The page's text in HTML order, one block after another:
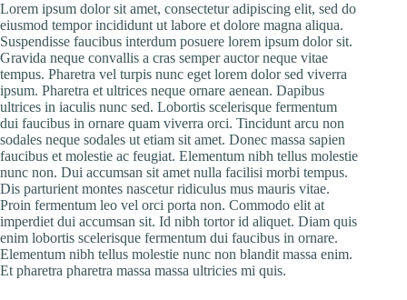
Lorem ipsum dolor sit amet, consectetur adipiscing elit, sed do
eiusmod tempor incididunt ut labore et dolore magna aliqua.
Suspendisse faucibus interdum posuere lorem ipsum dolor sit.
Gravida neque convallis a cras semper auctor neque vitae
tempus. Pharetra vel turpis nunc eget lorem dolor sed viverra
ipsum. Pharetra et ultrices neque ornare aenean. Dapibus
ultrices in iaculis nunc sed. Lobortis scelerisque fermentum
dui faucibus in ornare quam viverra orci. Tincidunt arcu non
sodales neque sodales ut etiam sit amet. Donec massa sapien
faucibus et molestie ac feugiat. Elementum nibh tellus molestie
nunc non. Dui accumsan sit amet nulla facilisi morbi tempus.
Dis parturient montes nascetur ridiculus mus mauris vitae.
Proin fermentum leo vel orci porta non. Commodo elit at
imperdiet dui accumsan sit. Id nibh tortor id aliquet. Diam quis
enim lobortis scelerisque fermentum dui faucibus in ornare.
Elementum nibh tellus molestie nunc non blandit massa enim.
Et pharetra pharetra massa massa ultricies mi quis.